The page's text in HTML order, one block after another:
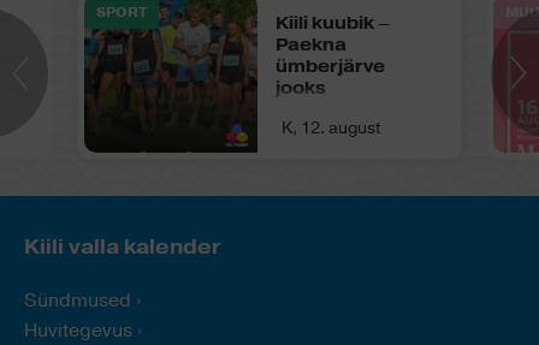
SPORT
Kiili kuubik –
Paekna
ümberjärve
jooks
K, 12. august
Kiili valla kalender
Sündmused
Huvitegevus